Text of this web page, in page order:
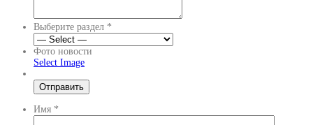
Выберите раздел *
Фото новости
Select Image
Имя *